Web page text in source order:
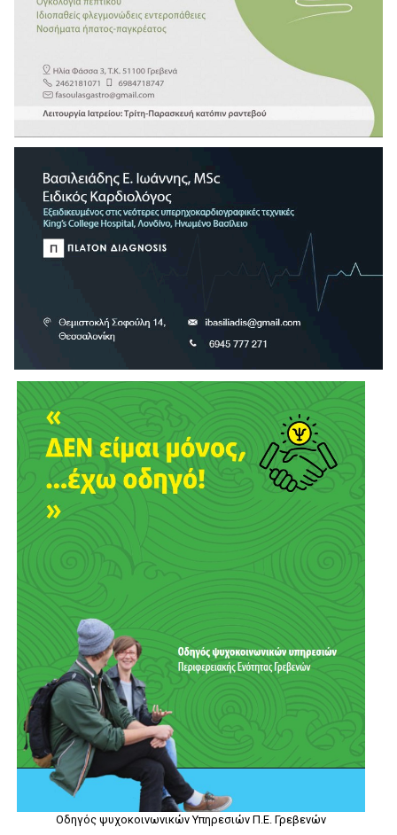
Οδηγός ψυχοκοινωνικών Υπηρεσιών Π.Ε. Γρεβενών